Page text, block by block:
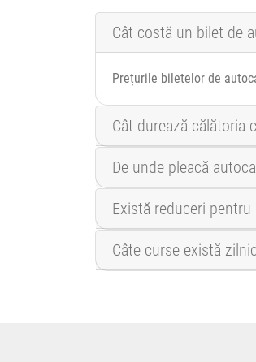
Cât costă un bilet de
Prețurile biletelor de
Cât durează călătoria
De unde pleacă
Există reduceri
Câte curse există